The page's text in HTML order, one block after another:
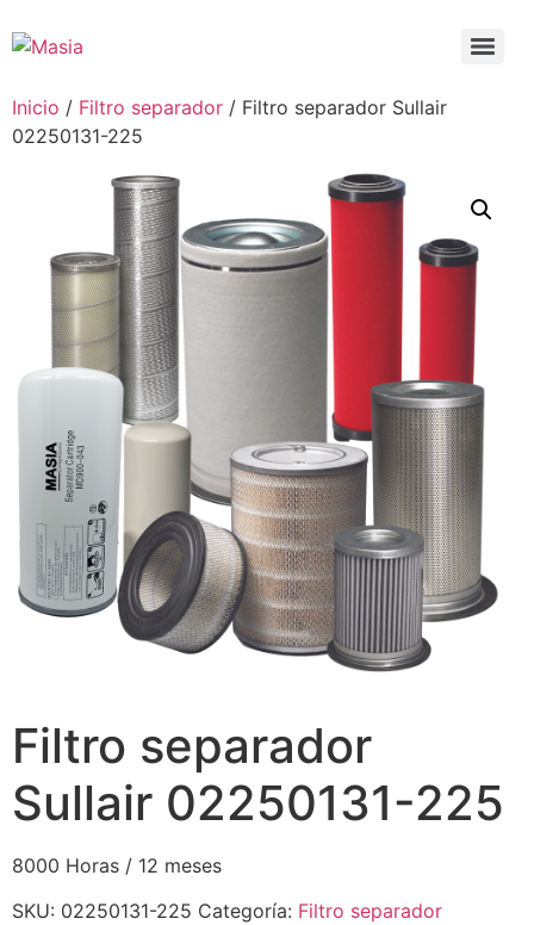
Inicio / Filtro separador / Filtro separador Sullair
02250131-225
Filtro separador
Sullair 02250131-225
8000 Horas / 12 meses
SKU: 02250131-225 Categoría: Filtro separador